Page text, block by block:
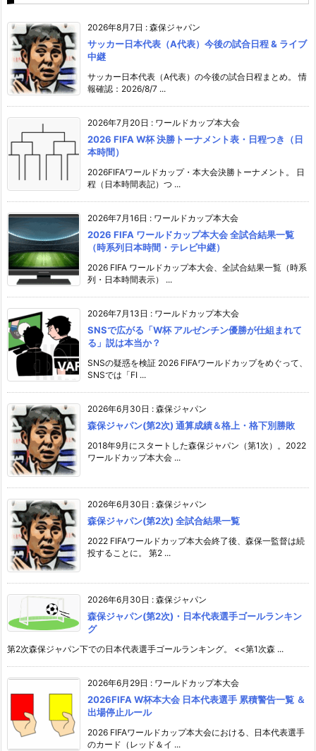
2026年8月7日 : 森保ジャパン
サッカー日本代表（A代表）今後の試合日程 & ライブ
中継
サッカー日本代表（A代表）の今後の試合日程まとめ。 情
報確認：2026/8/7 ...
2026年7月20日 : ワールドカップ本大会
2026 FIFA W杯 決勝トーナメント表・日程つき（日
本時間）
2026FIFAワールドカップ・本大会決勝トーナメント。 日
程（日本時間表記）つ ...
2026年7月16日 : ワールドカップ本大会
2026 FIFA ワールドカップ本大会 全試合結果一覧
（時系列日本時間・テレビ中継）
2026 FIFA ワールドカップ本大会、全試合結果一覧（時系
列・日本時間表示） ...
2026年7月13日 : ワールドカップ本大会
SNSで広がる「W杯 アルゼンチン優勝が仕組まれて
る」説は本当か？
SNSの疑惑を検証 2026 FIFAワールドカップをめぐって、
SNSでは「FI ...
2026年6月30日 : 森保ジャパン
森保ジャパン(第2次) 通算成績＆格上・格下別勝敗
2018年9月にスタートした森保ジャパン（第1次）。2022
ワールドカップ本大会 ...
2026年6月30日 : 森保ジャパン
森保ジャパン(第2次) 全試合結果一覧
2022 FIFAワールドカップ本大会終了後、森保一監督は続
投することに。 第2 ...
2026年6月30日 : 森保ジャパン
森保ジャパン(第2次)・日本代表選手ゴールランキン
グ
第2次森保ジャパン下での日本代表選手ゴールランキング。 <<第1次森 ...
2026年6月29日 : ワールドカップ本大会
2026FIFA W杯本大会 日本代表選手 累積警告一覧 ＆
出場停止ルール
2026 FIFAワールドカップ本大会における、日本代表選手
のカード（レッド＆イ ...